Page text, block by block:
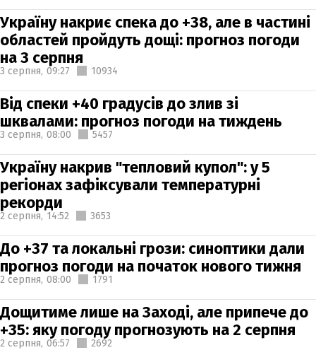
Україну накриє спека до +38, але в частині
областей пройдуть дощі: прогноз погоди
на 3 серпня
3 серпня, 09:27 10934
Від спеки +40 градусів до злив зі
шквалами: прогноз погоди на тиждень
3 серпня, 08:00 5457
Україну накрив "тепловий купол": у 5
регіонах зафіксували температурні
рекорди
2 серпня, 14:52 3653
До +37 та локальні грози: синоптики дали
прогноз погоди на початок нового тижня
2 серпня, 08:00 1791
Дощитиме лише на Заході, але припече до
+35: яку погоду прогнозують на 2 серпня
2 серпня, 06:57 2692